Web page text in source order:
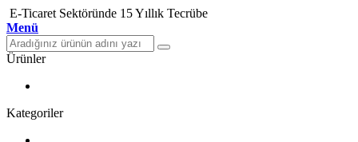
E-Ticaret Sektöründe 15 Yıllık Tecrübe
Menü
Ürünler
Kategoriler